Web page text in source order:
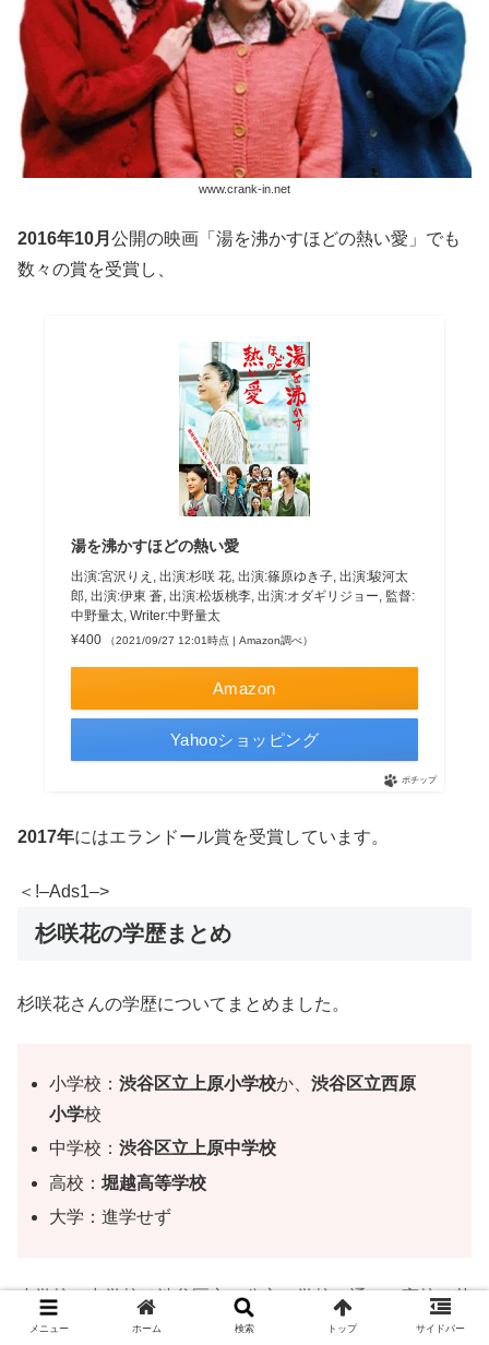
www.crank-in.net
2016年10月 公開の映画「湯を沸かすほどの熱い愛」でも
数々の賞を受賞し、
湯を沸かすほどの熱い愛
出演:宮沢りえ, 出演:杉咲 花, 出演:篠原ゆき子, 出演:駿河太
郎, 出演:伊東 蒼, 出演:松坂桃李, 出演:オダギリジョー, 監督:
中野量太, Writer:中野量太
¥400
（2021/09/27 12:01時点 | Amazon調べ）
Amazon
Yahooショッピング
ポチップ
2017年にはエランドール賞を受賞しています。
＜!–Ads1–>
杉咲花の学歴まとめ
杉咲花さんの学歴についてまとめました。
小学校：渋谷区立上原小学校か、渋谷区立西原
小学校
中学校：渋谷区立上原中学校
高校：堀越高等学校
大学：進学せず
小学校、中学校は渋谷区立の公立の学校に通い、高校は芸
能活動に集中する為堀越高等学校に進学していました。
メニュー ホーム 検索 トップ サイドバー